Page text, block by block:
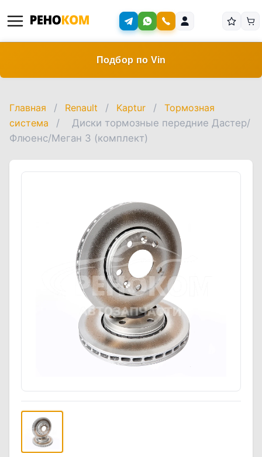
Подбор по Vin
Главная / Renault / Kaptur /
Тормозная
система
/
Диски тормозные передние Дастер/
Флюенс/Меган 3 (комплект)